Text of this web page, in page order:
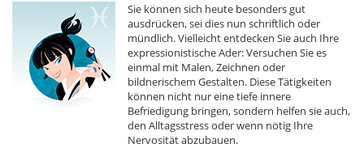
Sie können sich heute besonders gut
ausdrücken, sei dies nun schriftlich oder
mündlich. Vielleicht entdecken Sie auch Ihre
expressionistische Ader: Versuchen Sie es
einmal mit Malen, Zeichnen oder
bildnerischem Gestalten. Diese Tätigkeiten
können nicht nur eine tiefe innere
Befriedigung bringen, sondern helfen sie auch,
den Alltagsstress oder wenn nötig Ihre
Nervosität abzubauen.